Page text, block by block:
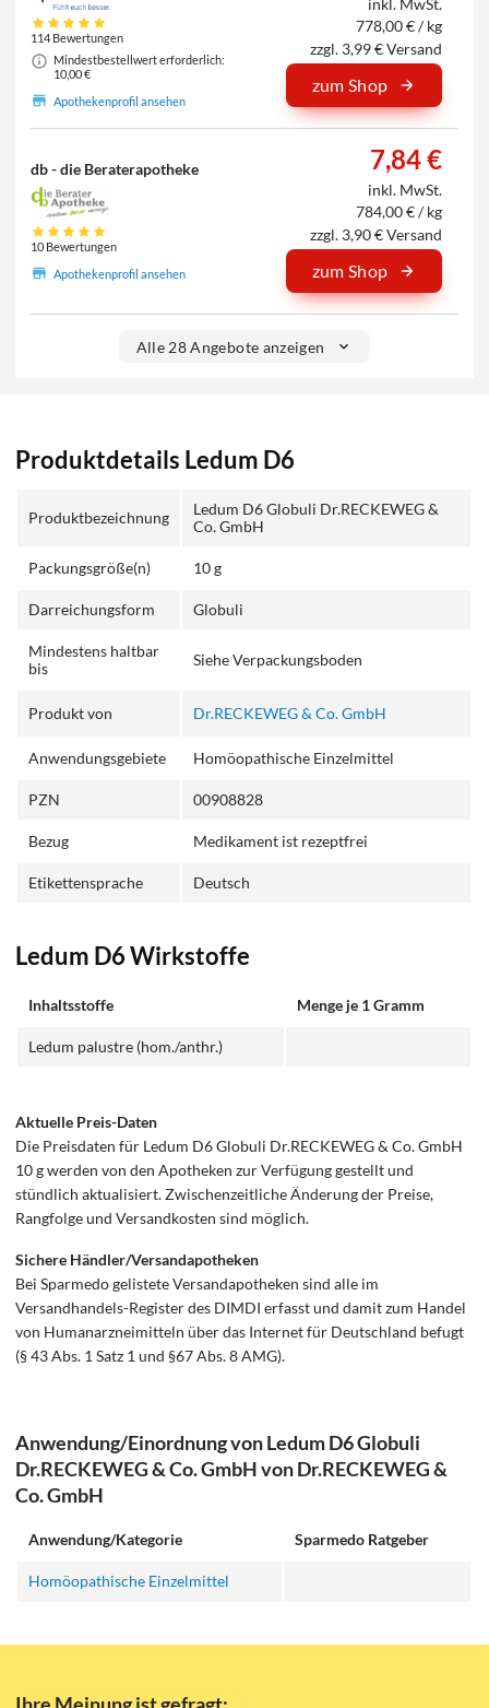
114 Bewertungen
Mindestbestellwert erforderlich:
10,00 €
Apothekenprofil ansehen
inkl. MwSt.
778,00 € / kg
zzgl. 3,99 € Versand
zum Shop
db - die Beraterapotheke
10 Bewertungen
Apothekenprofil ansehen
7,84 €
inkl. MwSt.
784,00 € / kg
zzgl. 3,90 € Versand
zum Shop
Alle 28 Angebote anzeigen
Produktdetails Ledum D6
Produktbezeichnung
Ledum D6 Globuli Dr.RECKEWEG &
Co. GmbH
Packungsgröße(n) 10 g
Darreichungsform Globuli
Mindestens haltbar
bis
Siehe Verpackungsboden
Produkt von Dr.RECKEWEG & Co. GmbH
Anwendungsgebiete Homöopathische Einzelmittel
PZN 00908828
Bezug Medikament ist rezeptfrei
Etikettensprache Deutsch
Ledum D6 Wirkstoffe
Inhaltsstoffe Menge je 1 Gramm
Ledum palustre (hom./anthr.)
Aktuelle Preis-Daten
Die Preisdaten für Ledum D6 Globuli Dr.RECKEWEG & Co. GmbH
10 g werden von den Apotheken zur Verfügung gestellt und
stündlich aktualisiert. Zwischenzeitliche Änderung der Preise,
Rangfolge und Versandkosten sind möglich.
Sichere Händler/Versandapotheken
Bei Sparmedo gelistete Versandapotheken sind alle im
Versandhandels-Register des DIMDI erfasst und damit zum Handel
von Humanarzneimitteln über das Internet für Deutschland befugt
(§ 43 Abs. 1 Satz 1 und §67 Abs. 8 AMG).
Anwendung/Einordnung von Ledum D6 Globuli
Dr.RECKEWEG & Co. GmbH von Dr.RECKEWEG &
Co. GmbH
Anwendung/Kategorie Sparmedo Ratgeber
Homöopathische Einzelmittel